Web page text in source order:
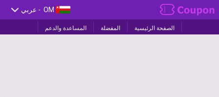
OM - عربي
الصفحة الرئيسية المفضلة المساعدة والدعم